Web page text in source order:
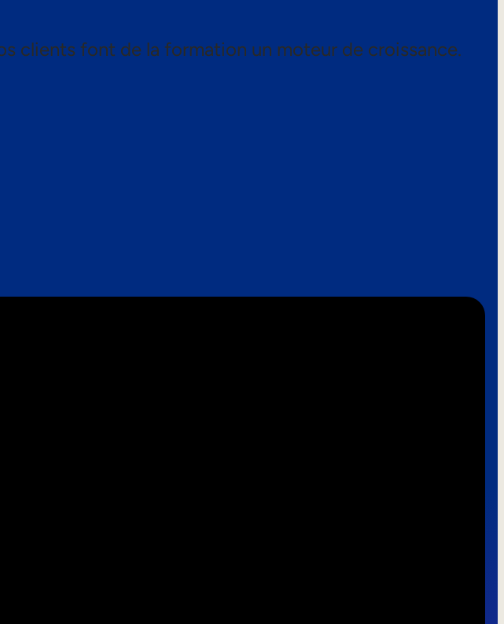
clients font de la formation un moteur de croissance.